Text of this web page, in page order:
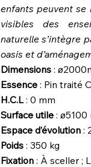
enfants peuvent
visibles des
naturelle s’intègre
oasis et
Dimensions :
Essence : Pin traité
H.C.L: 0 mm
Surface utile : ø5100
Espace d’évolution :
Poids : 350 kg
Fixation : À sceller ;